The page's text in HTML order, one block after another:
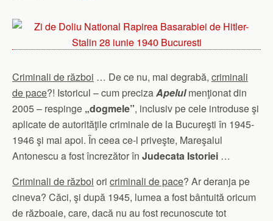
Criminali de război … De ce nu, mai degrabă, criminali
de pace?! Istoricul – cum precizaApelulmenţionat din
2005 – respinge „dogmele”, inclusiv pe cele introduse şi
aplicate de autorităţile criminale de la Bucureşti în 1945-
1946 şi mai apoi. În ceea ce-l priveşte, Mareşalul
Antonescu a fost încrezător în Judecata Istoriei …
Criminali de război ori criminali de pace? Ar deranja pe
cineva? Căci, şi după 1945, lumea a fost bântuită oricum
de războaie, care, dacă nu au fost recunoscute tot